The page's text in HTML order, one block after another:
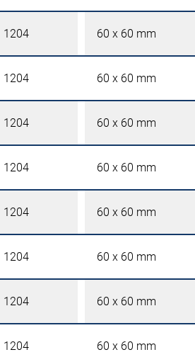
1204 60 x 60 mm
1204 60 x 60 mm
1204 60 x 60 mm
1204 60 x 60 mm
1204 60 x 60 mm
1204 60 x 60 mm
1204 60 x 60 mm
1204 60 x 60 mm